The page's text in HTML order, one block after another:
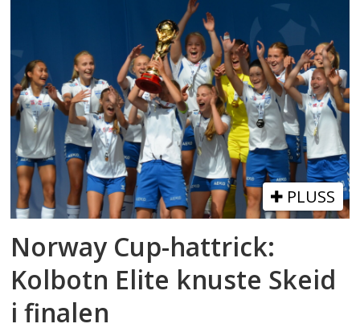
PLUSS
Norway Cup-hattrick:
Kolbotn Elite knuste Skeid
i finalen